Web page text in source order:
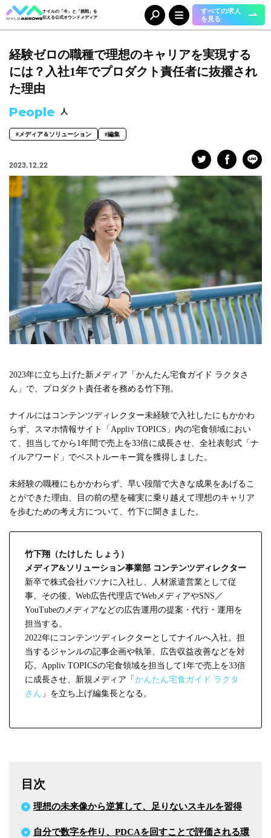
ナイルの「今」と「挑戦」を
伝える公式オウンドメディア
すべての求人
を見る
Category カテゴリ
人（65）
組織（37）
Tag タグ
事業部
#DX＆マーケティング #コーポレート本部 #メディア＆ソリューション
#人事本部 #自動車産業DX
職種
#エンジニア #カスタマーサクセス #コンサルタント #セールス
#デザイナー #バックオフィス #マーケター #人事
#広報 #新卒 #経営 #編集
テーマ別
#人事からのメッセージ #安心をつくる仕組み #社内異動
注目の記事
い、模範解答ではない「本音」
2023.08.01
経験ゼロの職種で理想のキャリアを実現する
には？入社1年でプロダクト責任者に抜擢され
た理由
People 人
#メディア＆ソリューション #編集
2023.12.22
2023年に立ち上げた新メディア「かんたん宅食ガイド ラクタさ
ん」で、プロダクト責任者を務める竹下翔。
ナイルにはコンテンツディレクター未経験で入社したにもかかわ
らず、スマホ情報サイト「Appliv TOPICS」内の宅食領域におい
て、担当してから1年間で売上を33倍に成長させ、全社表彰式「ナ
イルアワード」でベストルーキー賞を獲得しました。
未経験の職種にもかかわらず、早い段階で大きな成果をあげるこ
とができた理由、目の前の壁を確実に乗り越えて理想のキャリア
を歩むための考え方について、竹下に聞きました。
竹下翔（たけした しょう）
メディア&ソリューション事業部 コンテンツディレクター
新卒で株式会社パソナに入社し、人材派遣営業として従
事。その後、Web広告代理店でWebメディアやSNS／
YouTubeのメディアなどの広告運用の提案・代行・運用を
担当する。
2022年にコンテンツディレクターとしてナイルへ入社。担
当するジャンルの記事企画や執筆、広告収益改善などを対
応。Appliv TOPICSの宅食領域を担当して1年で売上を33倍
に成長させ、新規メディア「かんたん宅食ガイド ラクタ
さん 」を立ち上げ編集長となる。
目次
理想の未来像から逆算して、足りないスキルを習得
自分で数字を作り、PDCAを回すことで評価される環